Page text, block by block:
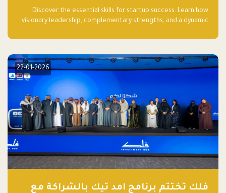
Discover the essential skills for startup success. Learn how
visionary leadership, complementary strengths, and a dynamic
elevate your startup! Follow us @FalakHub
22-01-2026
فلك تختتم برنامج امد تيك بالشراكة مع